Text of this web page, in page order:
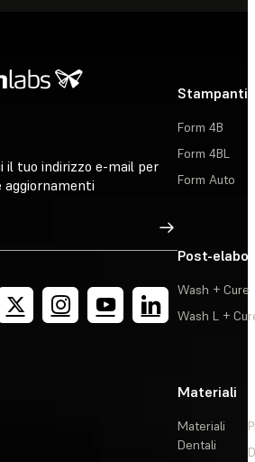
il tuo indirizzo e-mail per
aggiornamenti
Registrati
Stampanti
Form 4B
Form 4BL
Form Auto
Post-
Wash + Cure
Wash L +
Materiali
Materiali
Dentali